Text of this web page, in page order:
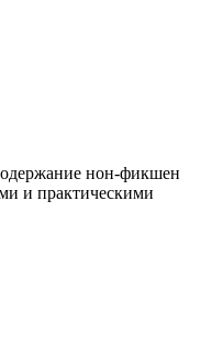
нон-фикшен
и практическими